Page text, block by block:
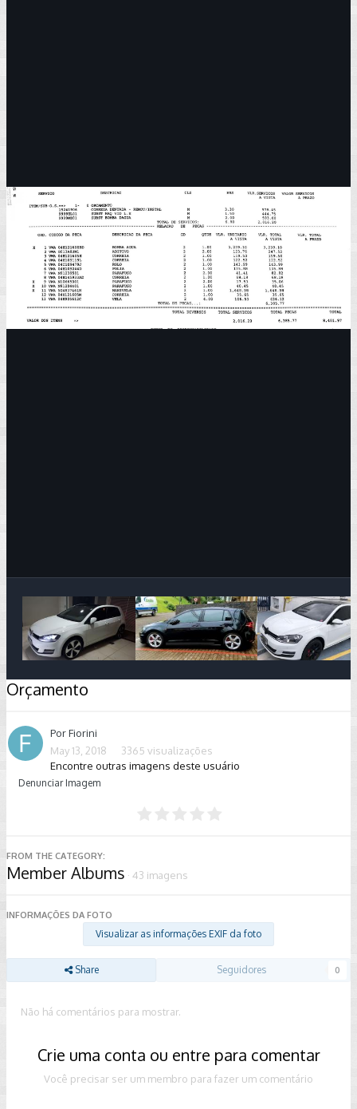
Orçamento
PorFiorini
May 13, 2018
3365 visualizações
Encontre outras imagens deste usuário
Denunciar Imagem
FROM THE CATEGORY:
Member Albums · 43 imagens
INFORMAÇÕES DA FOTO
Visualizar as informações EXIF da foto
Share Seguidores 0
Não há comentários para mostrar.
Crie uma conta ou entre para comentar
Você precisar ser um membro para fazer um comentário